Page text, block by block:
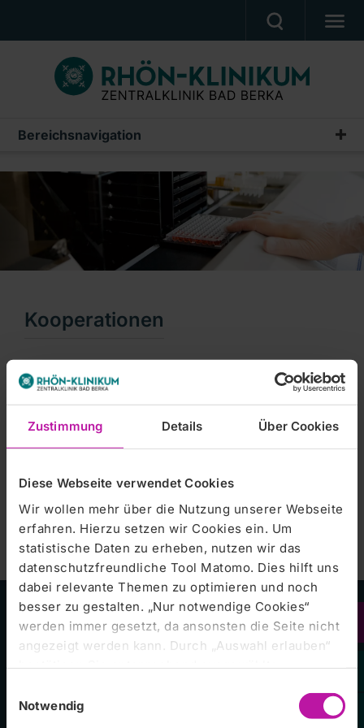
Zustimmung Details Über Cookies
Diese Webseite verwendet Cookies
Wir wollen mehr über die Nutzung unserer Webseite
erfahren. Hierzu setzen wir Cookies ein. Um
statistische Daten zu erheben, nutzen wir das
datenschutzfreundliche Tool Matomo. Dies hilft uns
dabei relevante Themen zu optimieren und noch
besser zu gestalten. „Nur notwendige Cookies“
werden immer gesetzt, da ansonsten die Seite nicht
angezeigt werden kann. Durch „Auswahl erlauben“
bestätigen Sie entsprechend ausgewählte
erlauben Sie alle eingesetzten Cookies. Sie können
Ihre
Notwendig
UNSERE KLINIK
PATIENTEN & ANGEHÖRIGE
PRESSE, VERANSTALTUNGEN, FILME
Ein Unternehmen der RHÖN-KLINIKUM AG
Bereichsnavigation
Abteilung für Labor- und Hygienemedizin
Willkommen
Unsere Mitarbeiter & Kontakte
Kooperationen
Informationen für Patienten
Imagefilm – ganz persönlich
Kooperationen
Kooperationen bzw. intensive Kontakte bestehen zu:
(Prof. Dr. M. Borg-von Zepelin)
LADR GmbH, Medizinisches Versorgungszentrum
DRK Blutspendedienst NSTOB
Unsere Kliniken
RHÖN-KLINIKUM Campus Bad Neustadt